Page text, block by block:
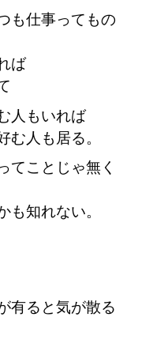
も仕事ってもの
ば
人もいれば
人も居る。
てことじゃ無く
知れない。
有ると気が散る